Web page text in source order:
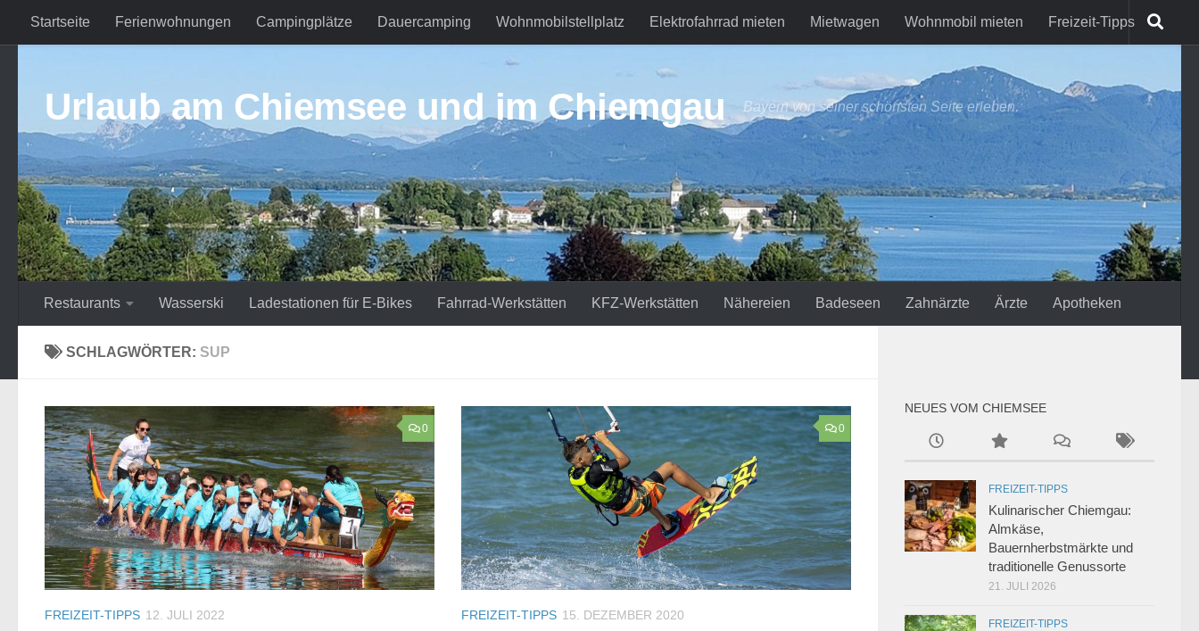
Zum Inhalt springen
Startseite Ferienwohnungen Campingplätze Dauercamping Wohnmobilstellplatz Elektrofahrrad mieten Mietwagen Wohnmobil mieten Freizeit-Tipps
Urlaub am Chiemsee und im Chiemgau Bayern von seiner schönsten Seite erleben.
Restaurants Wasserski Ladestationen für E-Bikes Fahrrad-Werkstätten KFZ-Werkstätten Nähereien Badeseen Zahnärzte Ärzte Apotheken
SCHLAGWÖRTER: SUP
0
FREIZEIT-TIPPS 12. JULI 2022
0
FREIZEIT-TIPPS 15. DEZEMBER 2020
NEUES VOM CHIEMSEE
FREIZEIT-TIPPS
Kulinarischer Chiemgau:
Almkäse,
Bauernherbstmärkte und
traditionelle Genussorte
21. JULI 2026
FREIZEIT-TIPPS